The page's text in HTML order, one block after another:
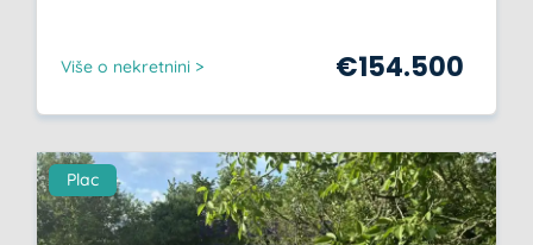
Više o nekretnini > €154.500
Plac